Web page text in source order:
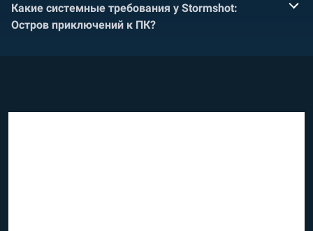
Какие системные требования у Stormshot:
Остров приключений к ПК?